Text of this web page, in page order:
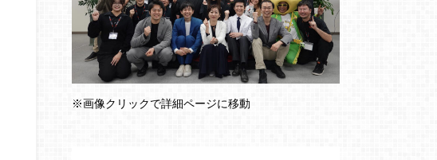
※画像クリックで詳細ページに移動